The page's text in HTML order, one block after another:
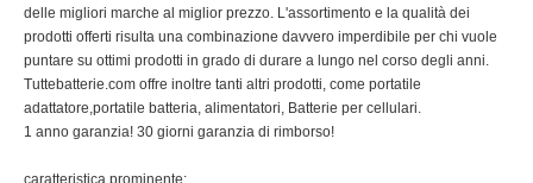
delle migliori marche al miglior prezzo. L'assortimento e la qualità dei
prodotti offerti risulta una combinazione davvero imperdibile per chi vuole
puntare su ottimi prodotti in grado di durare a lungo nel corso degli anni.
Tuttebatterie.com offre inoltre tanti altri prodotti, come portatile
adattatore,portatile batteria, alimentatori, Batterie per cellulari.
1 anno garanzia! 30 giorni garanzia di rimborso!
caratteristica prominente: